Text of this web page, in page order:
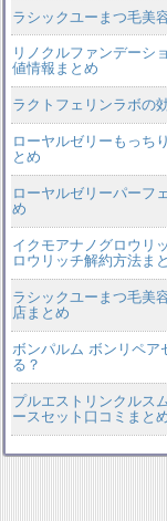
ラシックユーまつ毛美
リノクルファンデーシ
値情報まとめ
ラクトフェリンラボの
ローヤルゼリーもっち
とめ
ローヤルゼリーパーフ
め
イクモアナノグロウリ
ロウリッチ解約方法ま
ラシックユーまつ毛美
店まとめ
ボンパルム ボンリペア
る？
プルエストリンクルス
ースセット口コミまと